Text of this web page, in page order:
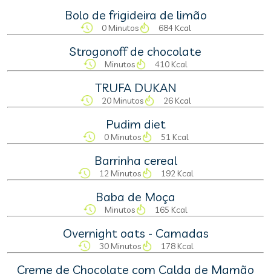
Bolo de frigideira de limão
0 Minutos 684 Kcal
Strogonoff de chocolate
Minutos 410 Kcal
TRUFA DUKAN
20 Minutos 26 Kcal
Pudim diet
0 Minutos 51 Kcal
Barrinha cereal
12 Minutos 192 Kcal
Baba de Moça
Minutos 165 Kcal
Overnight oats - Camadas
30 Minutos 178 Kcal
Creme de Chocolate com Calda de Mamão